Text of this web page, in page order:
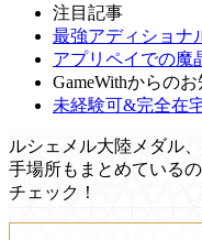
注目記事
最強アディショナ
アプリペイでの魔
GameWithからの
未経験可&完全在
ルシェメル大陸メダル
手場所もまとめている
チェック！